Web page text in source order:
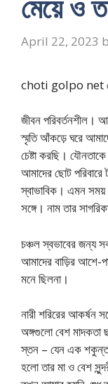
April 22, 2023
choti golpo net
জীবন পরিবর্তনশীল।
স্মৃতি আঁকড়ে ঘরে
চেষ্টা করছি।
আমাদের ছোট পরিবারে
স্বাভাবিক। এমন সময়
সঙ্গে। নাম তার
চঞ্চল স্বভাবের জন্য
আমাদের বাড়ির আশে-
মনে ছিলনা।
নারী শরিরের আকর্ষন
অঙ্গগুলো বেশ মাদকতা
স্তন – যেন এক
হলো তার মা ও বেশ